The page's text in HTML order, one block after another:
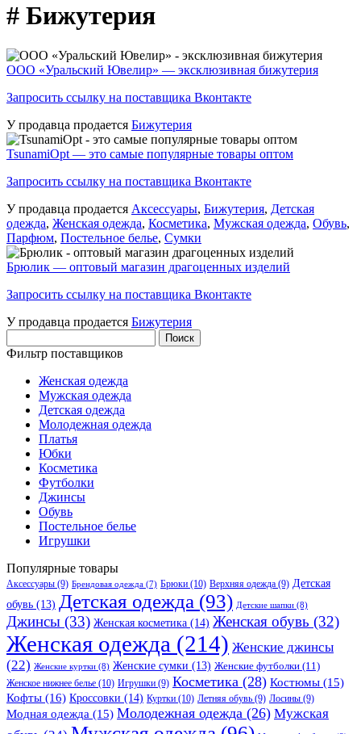
# Бижутерия
ООО «Уральский Ювелир» — эксклюзивная бижутерия
Запросить ссылку на поставщика Вконтакте
У продавца продается Бижутерия
TsunamiOpt — это самые популярные товары оптом
Запросить ссылку на поставщика Вконтакте
У продавца продается Аксессуары, Бижутерия, Детская
одежда, Женская одежда, Косметика, Мужская одежда, Обувь,
Парфюм, Постельное белье, Сумки
Брюлик — оптовый магазин драгоценных изделий
Запросить ссылку на поставщика Вконтакте
У продавца продается Бижутерия
Фильтр поставщиков
Женская одежда
Мужская одежда
Детская одежда
Молодежная одежда
Платья
Юбки
Косметика
Футболки
Джинсы
Обувь
Постельное белье
Игрушки
Популярные товары
Аксессуары (9) Брендовая одежда (7) Брюки (10) Верхняя одежда (9) Детская
обувь (13) Детская одежда (93) Детские шапки (8)
Джинсы (33) Женская косметика (14) Женская обувь (32)
Женская одежда (214) Женские джинсы
(22) Женские куртки (8) Женские сумки (13) Женские футболки (11)
Женское нижнее белье (10) Игрушки (9) Косметика (28) Костюмы (15)
Кофты (16) Кроссовки (14) Куртки (10) Летняя обувь (9) Лосины (9)
Модная одежда (15) Молодежная одежда (26) Мужская